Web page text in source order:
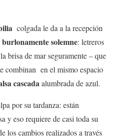
colgada le da a la recepción
solemne: letreros
brisa de mar seguramente – que
combinan en el mismo espacio
cascada alumbrada de azul.
por su tardanza: están
y eso requiere de casi toda su
los cambios realizados a través